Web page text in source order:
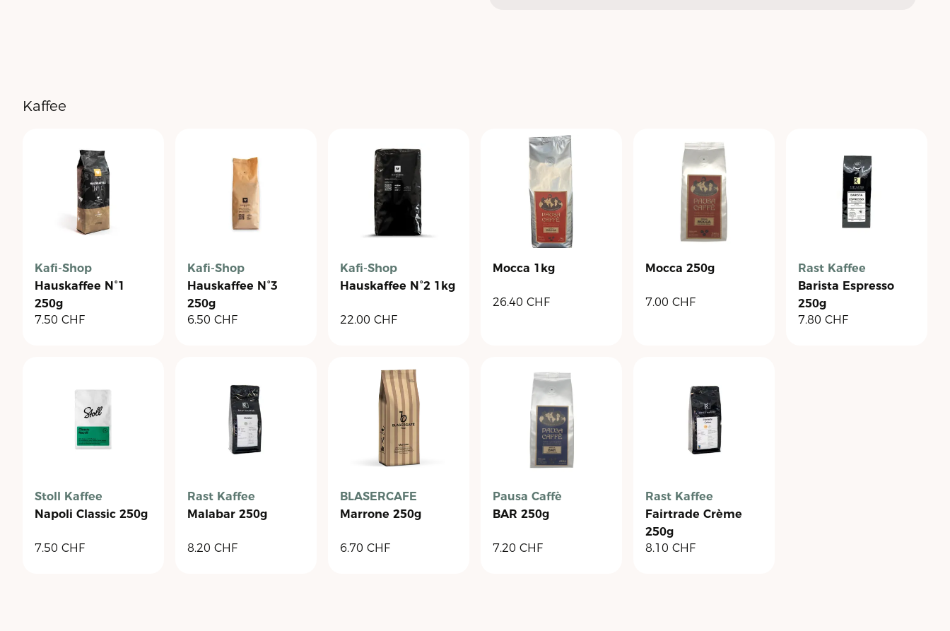
Kaffee
Kafi-Shop
Hauskaffee N°1
250g
7.50 CHF
Kafi-Shop
Hauskaffee N°3
250g
6.50 CHF
Kafi-Shop
Hauskaffee N°2 1kg
22.00 CHF
Mocca 1kg
26.40 CHF
Mocca 250g
7.00 CHF
Rast Kaffee
Barista Espresso
250g
7.80 CHF
Stoll Kaffee
Napoli Classic 250g
7.50 CHF
Rast Kaffee
Malabar 250g
8.20 CHF
BLASERCAFE
Marrone 250g
6.70 CHF
Pausa Caffè
BAR 250g
7.20 CHF
Rast Kaffee
Fairtrade Crème
250g
8.10 CHF